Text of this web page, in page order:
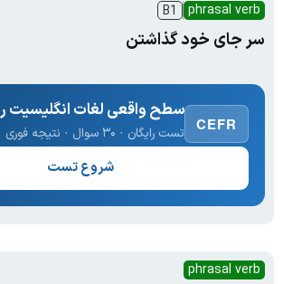
phrasal verb
B1
سر جای خود گذاشتن
CEFR
سطح واقعی لغات انگلیسیت
تست رایگان · ۳۰ سوال · نتیجه فوری
شروع تست
phrasal verb